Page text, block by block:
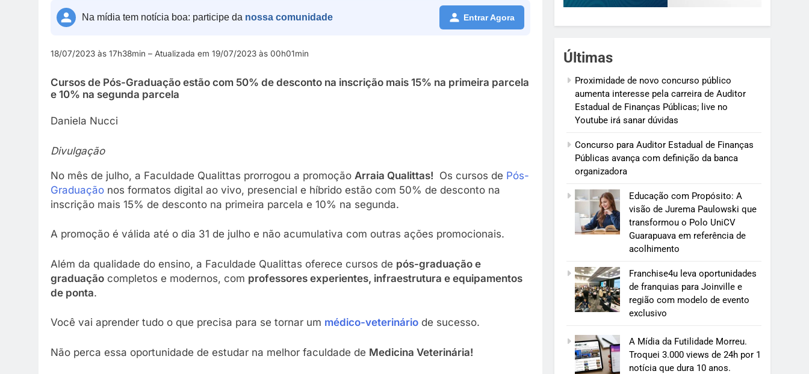
Na mídia tem notícia boa: participe da nossa comunidade Entrar Agora
18/07/2023 às 17h38min – Atualizada em 19/07/2023 às 00h01min
Cursos de Pós-Graduação estão com 50% de desconto na inscrição mais 15% na primeira parcela
e 10% na segunda parcela
Daniela Nucci
Divulgação
No mês de julho, a Faculdade Qualittas prorrogou a promoção Arraia Qualittas! Os cursos de Pós-
Graduação nos formatos digital ao vivo, presencial e híbrido estão com 50% de desconto na
inscrição mais 15% de desconto na primeira parcela e 10% na segunda.
A promoção é válida até o dia 31 de julho e não acumulativa com outras ações promocionais.
Além da qualidade do ensino, a Faculdade Qualittas oferece cursos de pós-graduação e
graduação completos e modernos, com professores experientes, infraestrutura e equipamentos
de ponta.
Você vai aprender tudo o que precisa para se tornar um médico-veterinário de sucesso.
Não perca essa oportunidade de estudar na melhor faculdade de Medicina Veterinária!
Últimas
Proximidade de novo concurso público
aumenta interesse pela carreira de Auditor
Estadual de Finanças Públicas; live no
Youtube irá sanar dúvidas
Concurso para Auditor Estadual de Finanças
Públicas avança com definição da banca
organizadora
Educação com Propósito: A
visão de Jurema Paulowski que
transformou o Polo UniCV
Guarapuava em referência de
acolhimento
Franchise4u leva oportunidades
de franquias para Joinville e
região com modelo de evento
exclusivo
A Mídia da Futilidade Morreu.
Troquei 3.000 views de 24h por 1
notícia que dura 10 anos.